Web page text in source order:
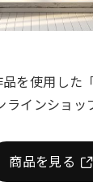
を使用した
インショッ
商品を見る